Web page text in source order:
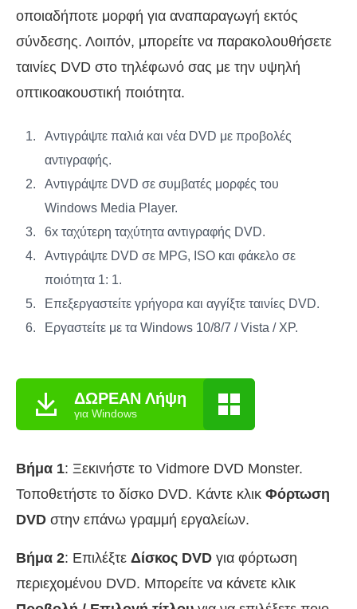
οποιαδήποτε μορφή για αναπαραγωγή εκτός
σύνδεσης. Λοιπόν, μπορείτε να παρακολουθήσετε
ταινίες DVD στο τηλέφωνό σας με την υψηλή
οπτικοακουστική ποιότητα.
Αντιγράψτε παλιά και νέα DVD με προβολές
αντιγραφής.
Αντιγράψτε DVD σε συμβατές μορφές του
Windows Media Player.
6x ταχύτερη ταχύτητα αντιγραφής DVD.
Αντιγράψτε DVD σε MPG, ISO και φάκελο σε
ποιότητα 1: 1.
Επεξεργαστείτε γρήγορα και αγγίξτε ταινίες DVD.
Εργαστείτε με τα Windows 10/8/7 / Vista / XP.
ΔΩΡΕΑΝ Λήψη
για Windows
Βήμα 1: Ξεκινήστε το Vidmore DVD Monster.
Τοποθετήστε το δίσκο DVD. Κάντε κλικ Φόρτωση
DVD στην επάνω γραμμή εργαλείων.
Βήμα 2: Επιλέξτε Δίσκος DVD για φόρτωση
περιεχομένου DVD. Μπορείτε να κάνετε κλικ